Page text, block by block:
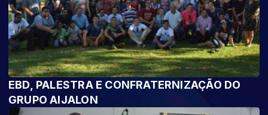
EBD, PALESTRA E CONFRATERNIZAÇÃO DO
GRUPO AIJALON